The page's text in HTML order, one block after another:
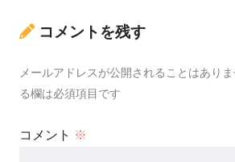
コメントを残す
メールアドレスが公開されることはありま
る欄は必須項目です
コメント ※